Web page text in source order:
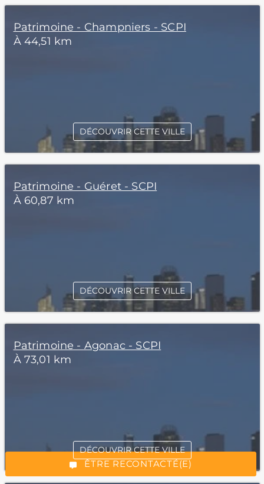
“Excellent”, 165 avis
ÊTRE RECONTACTÉ(E)
Patrimoine - Champniers - SCPI
À 44,51 km
DÉCOUVRIR CETTE VILLE
Patrimoine - Guéret - SCPI
À 60,87 km
DÉCOUVRIR CETTE VILLE
Patrimoine - Agonac - SCPI
À 73,01 km
DÉCOUVRIR CETTE VILLE